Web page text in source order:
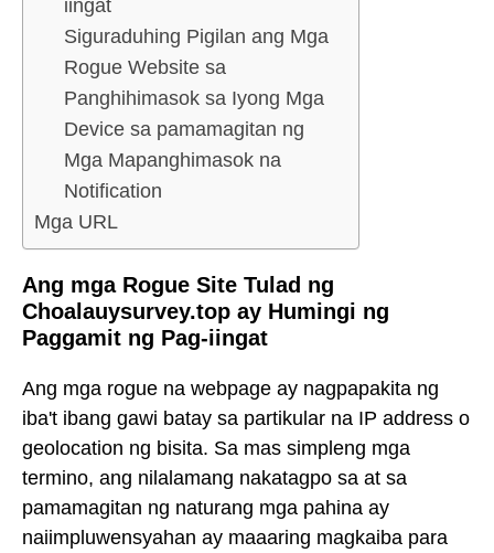
iingat
Siguraduhing Pigilan ang Mga
Rogue Website sa
Panghihimasok sa Iyong Mga
Device sa pamamagitan ng
Mga Mapanghimasok na
Notification
Mga URL
Ang mga Rogue Site Tulad ng
Choalauysurvey.top ay Humingi ng
Paggamit ng Pag-iingat
Ang mga rogue na webpage ay nagpapakita ng
iba't ibang gawi batay sa partikular na IP address o
geolocation ng bisita. Sa mas simpleng mga
termino, ang nilalamang nakatagpo sa at sa
pamamagitan ng naturang mga pahina ay
naiimpluwensyahan ay maaaring magkaiba para